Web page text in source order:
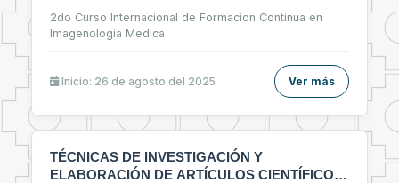
2do Curso Internacional de Formacion Continua en
Imagenologia Medica
Inicio: 26 de agosto del 2025 Ver más
TÉCNICAS DE INVESTIGACIÓN Y
ELABORACIÓN DE ARTÍCULOS CIENTÍFICOS